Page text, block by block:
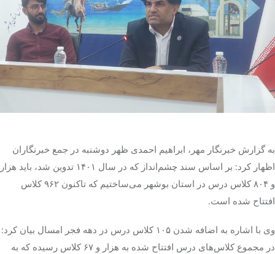
تک کده
پایگاه خبری آبان
خرید موتور ایمپلنت
به گزارش خبرنگار مهر، ابراهیم احمدی ظهر دوشنبه در جمع خبرنگاران
اظهار کرد: بر اساس سند چشم‌انداز که در سال ۱۴۰۱ تدوین شد، باید هزار
و ۸۰۴ کلاس درس در استان بوشهر می‌ساختیم که تاکنون ۹۶۲ کلاس
افتتاح شده است.
وی با اشاره به اضافه شدن ۱۰۵ کلاس درس در دهه فجر امسال بیان کرد:
در مجموع کلاس‌های درس افتتاح شده به هزار و ۶۷ کلاس رسیده که به